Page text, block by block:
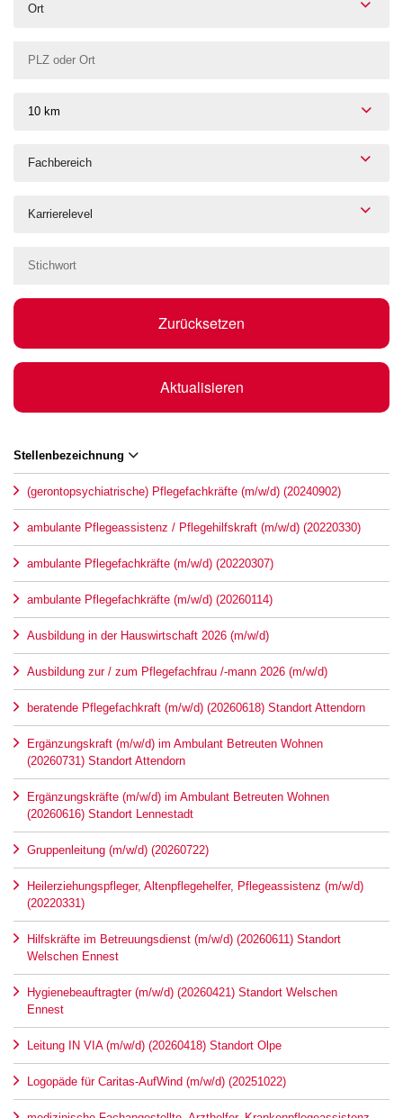
Ort
10 km
Fachbereich
Karrierelevel
Zurücksetzen
Aktualisieren
Stellenbezeichnung
(gerontopsychiatrische) Pflegefachkräfte (m/w/d) (20240902)
ambulante Pflegeassistenz / Pflegehilfskraft (m/w/d) (20220330)
ambulante Pflegefachkräfte (m/w/d) (20220307)
ambulante Pflegefachkräfte (m/w/d) (20260114)
Ausbildung in der Hauswirtschaft 2026 (m/w/d)
Ausbildung zur / zum Pflegefachfrau /-mann 2026 (m/w/d)
beratende Pflegefachkraft (m/w/d) (20260618) Standort Attendorn
Ergänzungskraft (m/w/d) im Ambulant Betreuten Wohnen
(20260731) Standort Attendorn
Ergänzungskräfte (m/w/d) im Ambulant Betreuten Wohnen
(20260616) Standort Lennestadt
Gruppenleitung (m/w/d) (20260722)
Heilerziehungspfleger, Altenpflegehelfer, Pflegeassistenz (m/w/d)
(20220331)
Hilfskräfte im Betreuungsdienst (m/w/d) (20260611) Standort
Welschen Ennest
Hygienebeauftragter (m/w/d) (20260421) Standort Welschen
Ennest
Leitung IN VIA (m/w/d) (20260418) Standort Olpe
Logopäde für Caritas-AufWind (m/w/d) (20251022)